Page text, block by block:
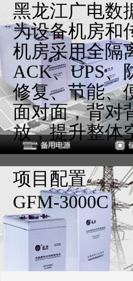
黑龙江广电数
为设备机房和
机房采用全隔
ACK、UPS、
修复、节能、
面对面，背对
放，提升整体
项目配置
GFM-3000C